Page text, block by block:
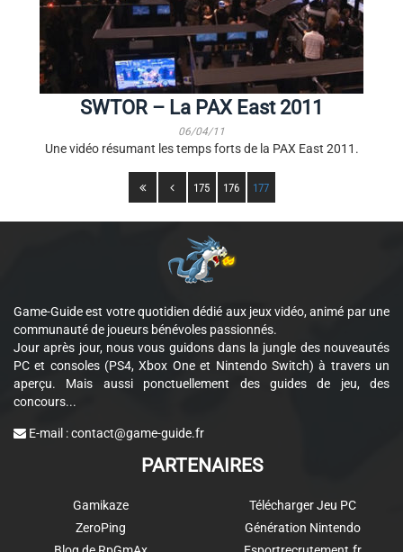
SWTOR – La PAX East 2011
06/04/11
Une vidéo résumant les temps forts de la PAX East 2011.
175 176 177
Game-Guide est votre quotidien dédié aux jeux vidéo, animé par une
communauté de joueurs bénévoles passionnés.
Jour après jour, nous vous guidons dans la jungle des nouveautés
PC et consoles (PS4, Xbox One et Nintendo Switch) à travers un
aperçu. Mais aussi ponctuellement des guides de jeu, des
concours...
E-mail :contact@game-guide.fr
PARTENAIRES
Gamikaze
ZeroPing
Télécharger Jeu PC
Génération Nintendo